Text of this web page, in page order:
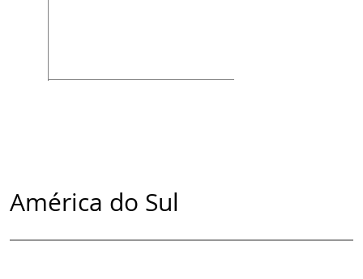
América do Sul